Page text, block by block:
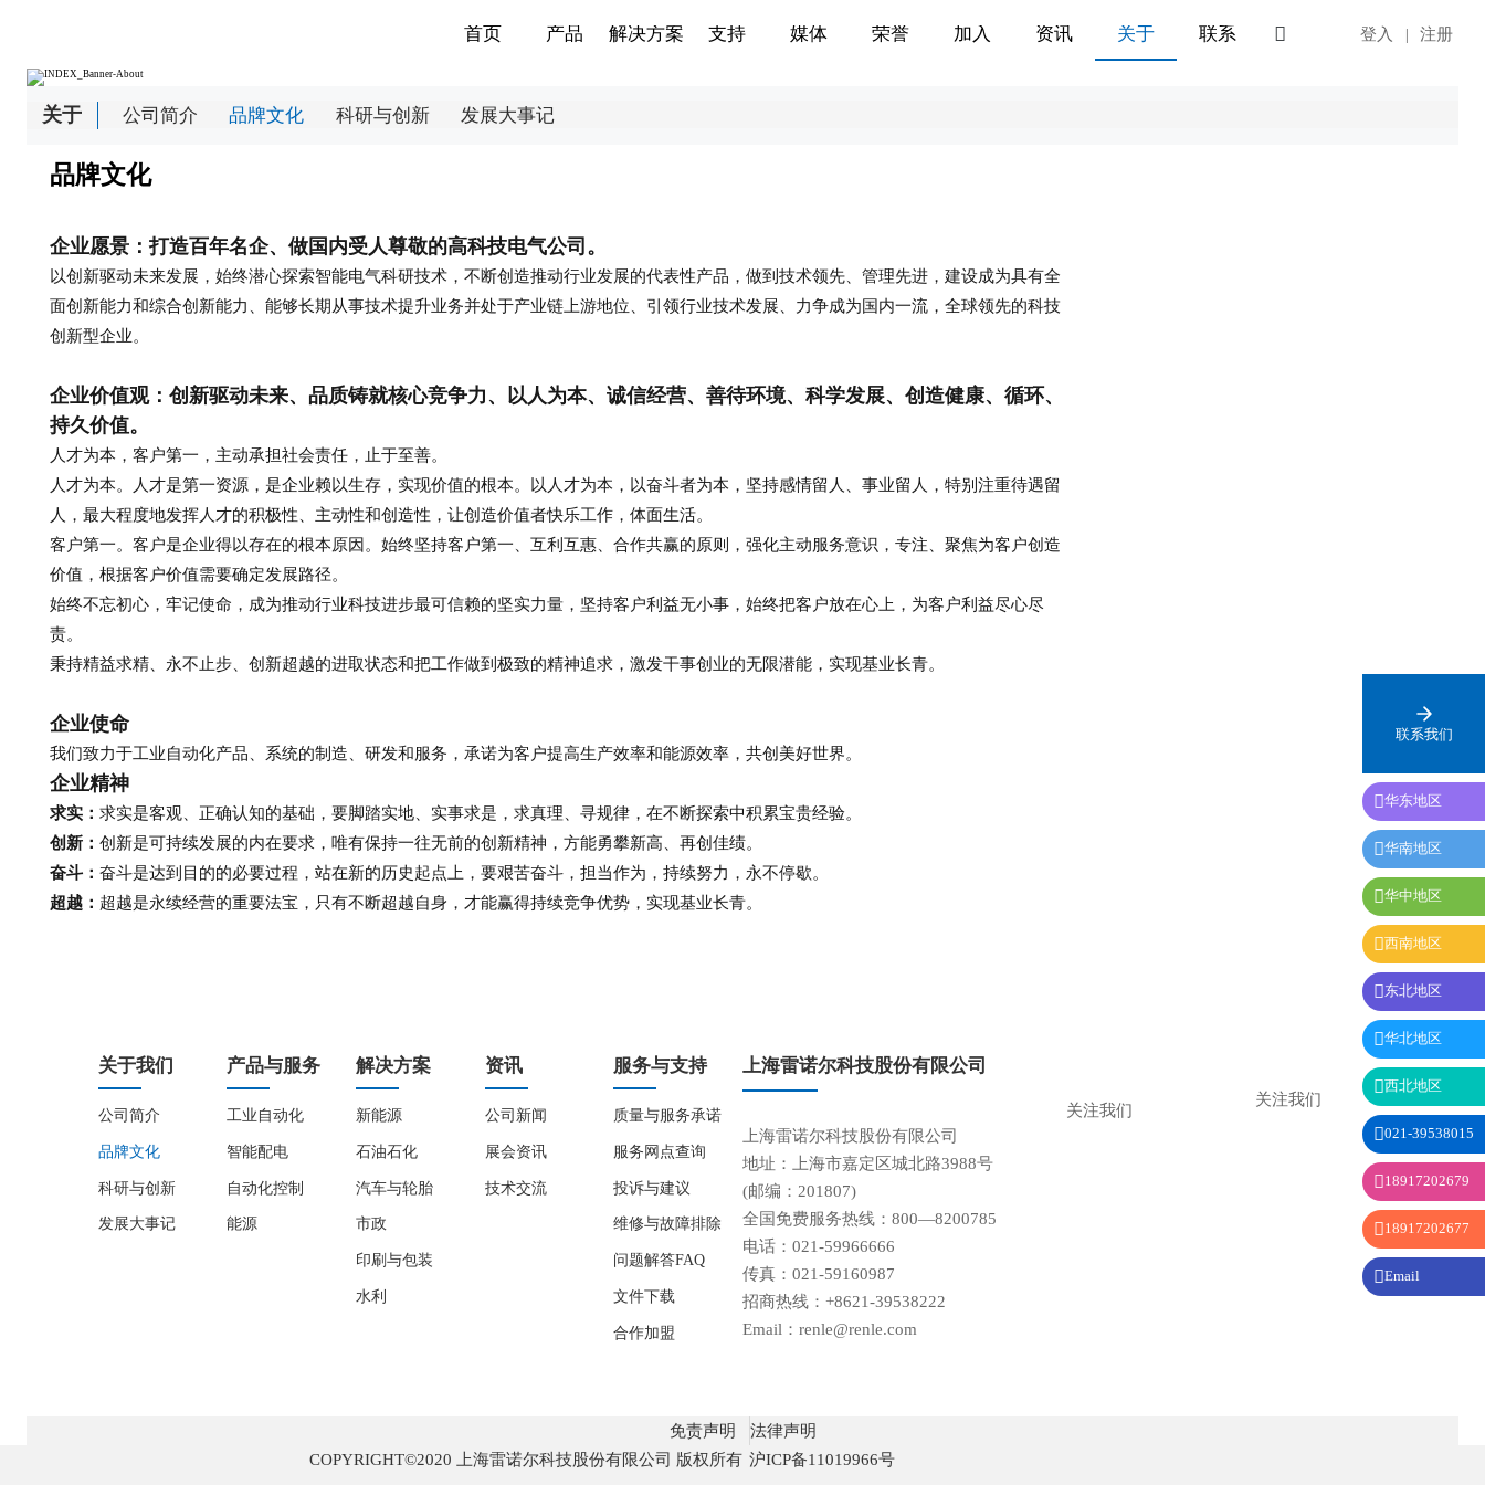
首页 产品 解决方案 支持 媒体 荣誉 加入 资讯 关于 联系  登入 | 注册
关于 公司简介 品牌文化 科研与创新 发展大事记
品牌文化
企业愿景：打造百年名企、做国内受人尊敬的高科技电气公司。
以创新驱动未来发展，始终潜心探索智能电气科研技术，不断创造推动行业发展的代表性产品，做到技术领先、管理先进，建设成为具有全
面创新能力和综合创新能力、能够长期从事技术提升业务并处于产业链上游地位、引领行业技术发展、力争成为国内一流，全球领先的科技
创新型企业。
企业价值观：创新驱动未来、品质铸就核心竞争力、以人为本、诚信经营、善待环境、科学发展、创造健康、循环、
持久价值。
人才为本，客户第一，主动承担社会责任，止于至善。
人才为本。人才是第一资源，是企业赖以生存，实现价值的根本。以人才为本，以奋斗者为本，坚持感情留人、事业留人，特别注重待遇留
人，最大程度地发挥人才的积极性、主动性和创造性，让创造价值者快乐工作，体面生活。
客户第一。客户是企业得以存在的根本原因。始终坚持客户第一、互利互惠、合作共赢的原则，强化主动服务意识，专注、聚焦为客户创造
价值，根据客户价值需要确定发展路径。
始终不忘初心，牢记使命，成为推动行业科技进步最可信赖的坚实力量，坚持客户利益无小事，始终把客户放在心上，为客户利益尽心尽
责。
秉持精益求精、永不止步、创新超越的进取状态和把工作做到极致的精神追求，激发干事创业的无限潜能，实现基业长青。
企业使命
我们致力于工业自动化产品、系统的制造、研发和服务，承诺为客户提高生产效率和能源效率，共创美好世界。
企业精神
求实： 求实是客观、正确认知的基础，要脚踏实地、实事求是，求真理、寻规律，在不断探索中积累宝贵经验。
创新： 创新是可持续发展的内在要求，唯有保持一往无前的创新精神，方能勇攀新高、再创佳绩。
奋斗： 奋斗是达到目的的必要过程，站在新的历史起点上，要艰苦奋斗，担当作为，持续努力，永不停歇。
超越： 超越是永续经营的重要法宝，只有不断超越自身，才能赢得持续竞争优势，实现基业长青。
关于我们
公司简介
品牌文化
科研与创新
发展大事记
产品与服务
工业自动化
智能配电
自动化控制
能源
解决方案
新能源
石油石化
汽车与轮胎
市政
印刷与包装
水利
资讯
公司新闻
展会资讯
技术交流
服务与支持
质量与服务承诺
服务网点查询
投诉与建议
维修与故障排除
问题解答FAQ
文件下载
合作加盟
上海雷诺尔科技股份有限公司
上海雷诺尔科技股份有限公司
地址：上海市嘉定区城北路3988号
(邮编：201807)
全国免费服务热线：800—8200785
电话：021-59966666
传真：021-59160987
招商热线：+8621-39538222
Email：renle@renle.com
关注我们
关注我们
免责声明
法律声明
COPYRIGHT©2020 上海雷诺尔科技股份有限公司 版权所有 沪ICP备11019966号
联系我们
华东地区
华南地区
华中地区
西南地区
东北地区
华北地区
西北地区
021-39538015
18917202679
18917202677
Email